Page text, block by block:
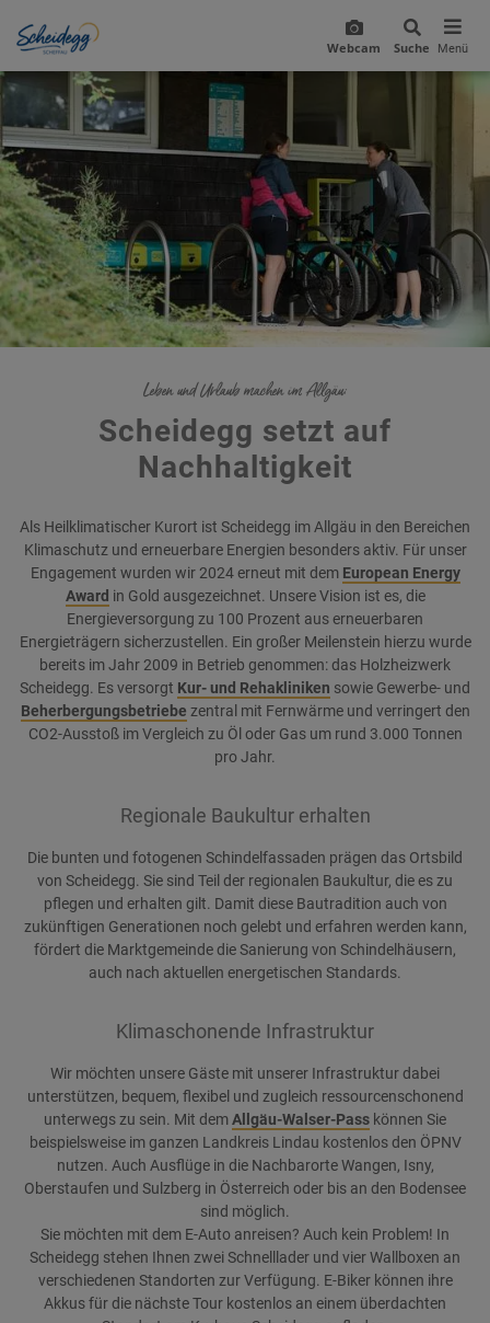
Webcam Suche Menü
Leben und Urlaub machen im Allgäu:
Scheidegg setzt auf
Nachhaltigkeit
Als Heilklimatischer Kurort ist Scheidegg im Allgäu in den Bereichen
Klimaschutz und erneuerbare Energien besonders aktiv. Für unser
Engagement wurden wir 2024 erneut mit dem European Energy
Award in Gold ausgezeichnet. Unsere Vision ist es, die
Energieversorgung zu 100 Prozent aus erneuerbaren
Energieträgern sicherzustellen. Ein großer Meilenstein hierzu wurde
bereits im Jahr 2009 in Betrieb genommen: das Holzheizwerk
Scheidegg. Es versorgt Kur- und Rehakliniken sowie Gewerbe- und
Beherbergungsbetriebe zentral mit Fernwärme und verringert den
CO2-Ausstoß im Vergleich zu Öl oder Gas um rund 3.000 Tonnen
pro Jahr.
Regionale Baukultur erhalten
Die bunten und fotogenen Schindelfassaden prägen das Ortsbild
von Scheidegg. Sie sind Teil der regionalen Baukultur, die es zu
pflegen und erhalten gilt. Damit diese Bautradition auch von
zukünftigen Generationen noch gelebt und erfahren werden kann,
fördert die Marktgemeinde die Sanierung von Schindelhäusern,
auch nach aktuellen energetischen Standards.
Klimaschonende Infrastruktur
Wir möchten unsere Gäste mit unserer Infrastruktur dabei
unterstützen, bequem, flexibel und zugleich ressourcenschonend
unterwegs zu sein. Mit demAllgäu-Walser-Pass können Sie
beispielsweise im ganzen Landkreis Lindau kostenlos den ÖPNV
nutzen. Auch Ausflüge in die Nachbarorte Wangen, Isny,
Oberstaufen und Sulzberg in Österreich oder bis an den Bodensee
sind möglich.
Sie möchten mit dem E-Auto anreisen? Auch kein Problem! In
Scheidegg stehen Ihnen zwei Schnelllader und vier Wallboxen an
verschiedenen Standorten zur Verfügung. E-Biker können ihre
Akkus für die nächste Tour kostenlos an einem überdachten